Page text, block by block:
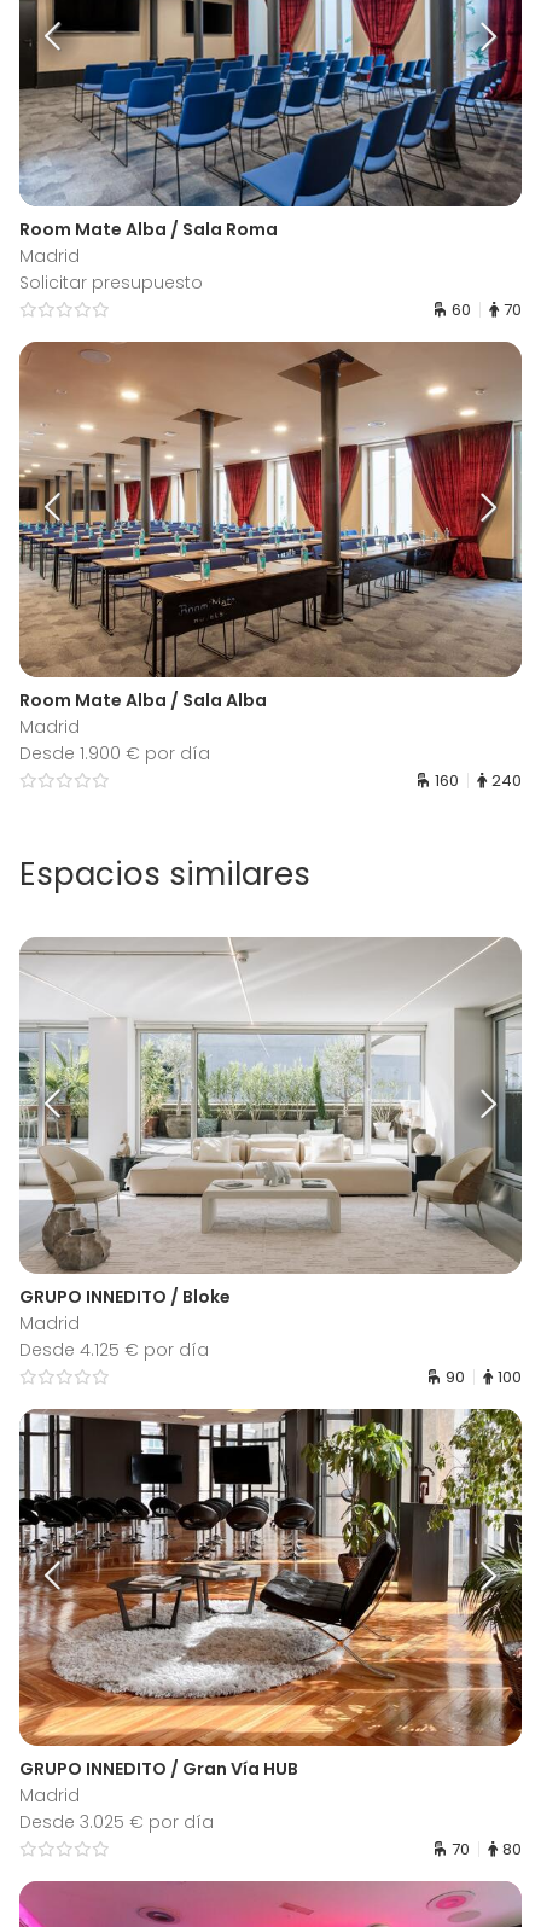
Room Mate Alba / Sala Roma
Madrid
Solicitar presupuesto
60 70
Room Mate Alba / Sala Alba
Madrid
Desde 1.900 € por día
160 240
Espacios similares
GRUPO INNEDITO / Bloke
Madrid
Desde 4.125 € por día
90 100
GRUPO INNEDITO / Gran Vía HUB
Madrid
Desde 3.025 € por día
70 80